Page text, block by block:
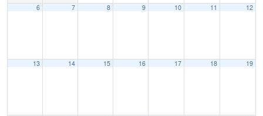
6 7 8 9 10 11 12
13 14 15 16 17 18 19